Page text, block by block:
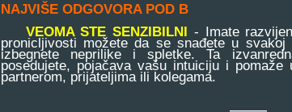
NAJVIŠE ODGOVORA POD B
VEOMA STE SENZIBILNI
- Imate
pronicljivosti možete da se snađete u
izbegnete neprilike i spletke. Ta
posedujete, pojačava vašu intuiciju i
partnerom, prijateljima ili kolegama.